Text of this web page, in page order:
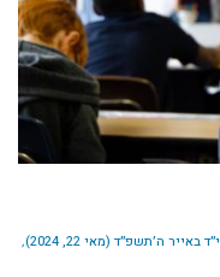
י״ד באייר ה׳תשפ״ד (מאי 22, 2024)